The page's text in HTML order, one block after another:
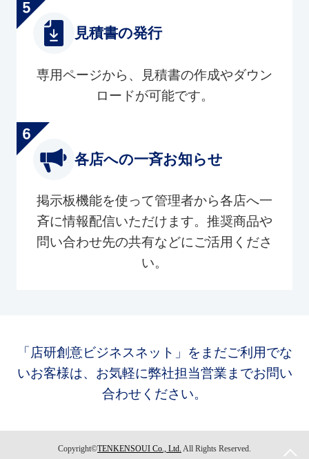
見積書の発行
専用ページから、見積書の作成やダウン
ロードが可能です。
各店への一斉お知らせ
掲示板機能を使って管理者から各店へ一
斉に情報配信いただけます。推奨商品や
問い合わせ先の共有などにご活用くださ
い。
「店研創意ビジネスネット」をまだご利用でな
いお客様は、お気軽に弊社担当営業までお問い
合わせください。
Copyright©TENKENSOUI Co., Ltd. All Rights Reserved.